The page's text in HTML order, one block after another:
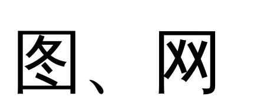
图、网